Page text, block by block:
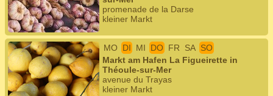
promenade de la Darse
kleiner Markt
MO DI MI DO FR SA SO
Markt am Hafen La Figueirette in
Théoule-sur-Mer
avenue du Trayas
kleiner Markt